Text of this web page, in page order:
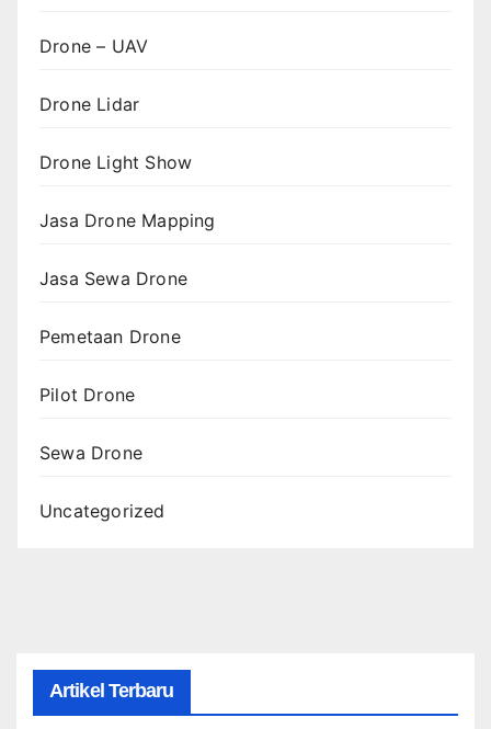
Drone – UAV
Drone Lidar
Drone Light Show
Jasa Drone Mapping
Jasa Sewa Drone
Pemetaan Drone
Pilot Drone
Sewa Drone
Uncategorized
Artikel Terbaru